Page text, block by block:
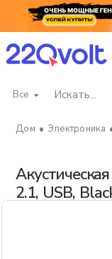
Все
Искать...
2.1, USB,
Электроника